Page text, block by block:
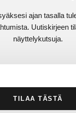
ajan tasalla
Uutiskirjeen
näyttelykutsuja.
TILAA TÄSTÄ